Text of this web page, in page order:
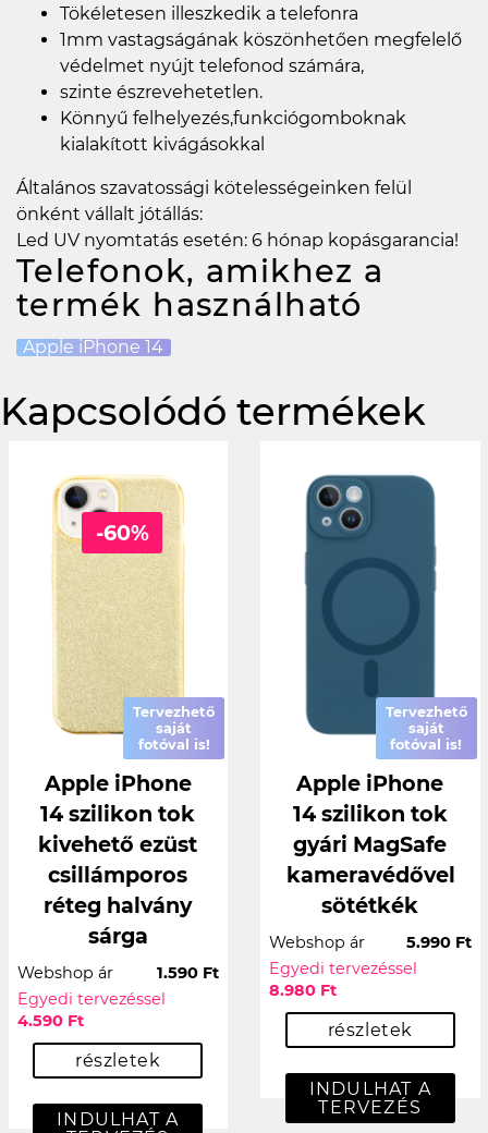
Tökéletesen illeszkedik a telefonra
1mm vastagságának köszönhetően megfelelő
védelmet nyújt telefonod számára,
szinte észrevehetetlen.
Könnyű felhelyezés,funkciógomboknak
kialakított kivágásokkal
Általános szavatossági kötelességeinken felül
önként vállalt jótállás:
Led UV nyomtatás esetén: 6 hónap kopásgarancia!
Telefonok, amikhez a
termék használható
Apple iPhone 14
Kapcsolódó termékek
-60%
Tervezhető
saját
fotóval is!
Apple iPhone
14 szilikon tok
kivehető ezüst
csillámporos
réteg halvány
sárga
Webshop ár
1.590 Ft
Egyedi tervezéssel
4.590 Ft
részletek
INDULHAT A
Tervezhető
saját
fotóval is!
Apple iPhone
14 szilikon tok
gyári MagSafe
kameravédővel
sötétkék
Webshop ár
5.990 Ft
Egyedi tervezéssel
8.980 Ft
részletek
INDULHAT A
TERVEZÉS